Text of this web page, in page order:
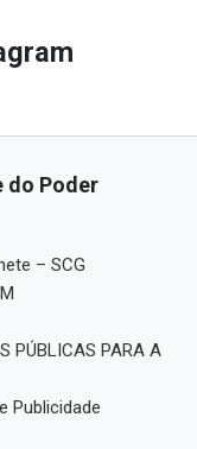
do Poder
– SCG
PÚBLICAS PARA A
Publicidade